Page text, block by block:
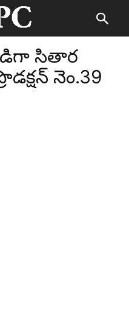
సితార
నెం.39